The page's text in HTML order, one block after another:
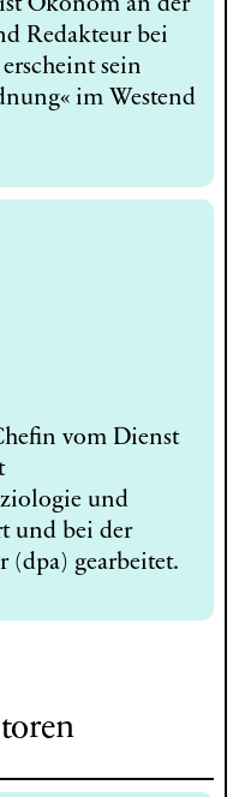
Ökonom an der
Redakteur bei
sein
im Westend
vom Dienst
und
und bei der
(dpa) gearbeitet.